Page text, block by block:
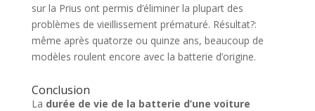
sur la Prius ont permis d’éliminer la plupart des
problèmes de vieillissement prématuré. Résultat?:
même après quatorze ou quinze ans, beaucoup de
modèles roulent encore avec la batterie d’origine.
Conclusion
La durée de vie de la batterie d’une voiture